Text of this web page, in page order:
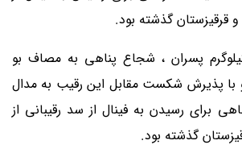
قرقیزستان گذشته بود.
وزن 65- کیلوگرم پسران ، شجاع پناهی به مصاف بو
پذیرش شکست مقابل این رقیب به مدال
برای رسیدن به فینال از سد رقیبانی از
گذشته بود.